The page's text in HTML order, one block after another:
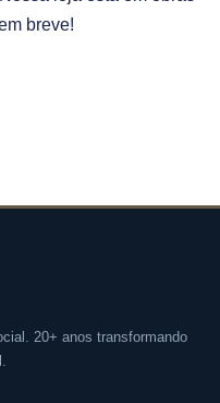
breve!
20+ anos transformando